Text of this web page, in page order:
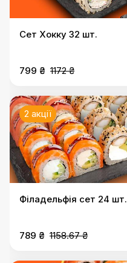
Сет Хокку 32 шт.
799 ₴ 1172 ₴
2 акції
Філадельфія сет 24 шт.
789 ₴ 1158.67 ₴